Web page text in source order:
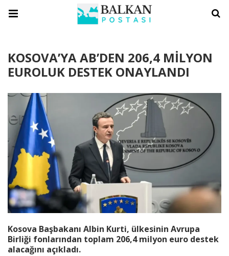
KOSOVA’YA AB’DEN 206,4 MİLYON
EUROLUK DESTEK ONAYLANDI
Kosova Başbakanı Albin Kurti, ülkesinin Avrupa
Birliği fonlarından toplam 206,4 milyon euro destek
alacağını açıkladı.